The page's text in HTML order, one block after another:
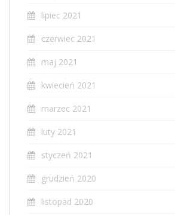
lipiec 2021
czerwiec 2021
maj 2021
kwiecień 2021
marzec 2021
luty 2021
styczeń 2021
grudzień 2020
listopad 2020